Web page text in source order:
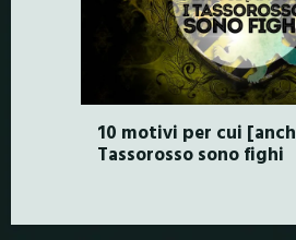
10 motivi per cui
Tassorosso sono fighi